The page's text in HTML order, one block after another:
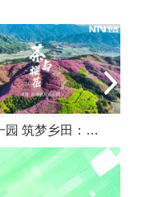
园 筑梦乡田：…